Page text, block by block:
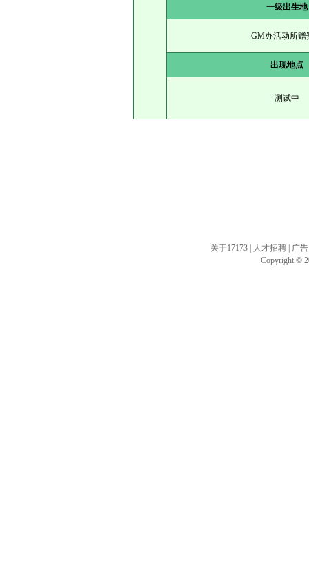
一级出生地
GM办活动所赠
出现地点
测试中
关于17173 人才招聘
广
Copyright ©